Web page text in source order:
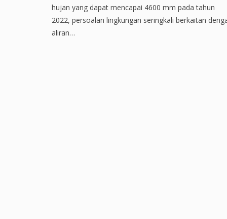
hujan yang dapat mencapai 4600 mm pada tahun
2022, persoalan lingkungan seringkali berkaitan
aliran…